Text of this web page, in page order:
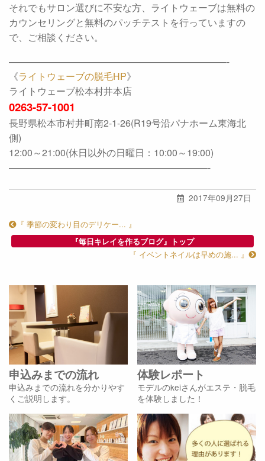
それでもサロン選びに不安な方、ライトウェーブは無料の
カウンセリングと無料のパッチテストを行っていますの
で、ご相談ください。
———————————————————————-
《ライトウェーブの脱毛HP》
ライトウェーブ松本村井本店
0263-57-1001
長野県松本市村井町南2-1-26(R19号沿パナホーム東海北
側)
12:00～21:00(休日以外の日曜日：10:00～19:00)
—————————————————————-
2017年09月27日
『 季節の変わり目のデリケー... 』
『毎日キレイを作るブログ』トップ
『 イベントネイルは早めの施... 』
申込みまでの流れ
申込みまでの流れを分かりやす
くご説明します。
体験レポート
モデルのkeiさんがエステ・脱毛
を体験しました！